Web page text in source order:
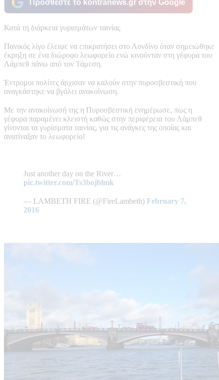
Προσθέστε το kontranews.gr στην Google
Κατά τη διάρκεια γυρισμάτων ταινίας
Πανικός λίγο έλειψε να επικρατήσει στο Λονδίνο όταν σημειώθηκε
έκρηξη σε ένα διώροφο λεωφορείο ενώ κινούνταν στη γέφυρα του
Λάμπεθ πάνω από τον Τάμεση.
Έντρομοι πολίτες άρχισαν να καλούν στην πυροσβεστική που
αναγκάστηκε να βγάλει ανακοίνωση.
Με την ανακοίνωσή της η Πυροσβεστική ενημέρωσε, πως η
γέφυρα παραμένει κλειστή καθώς στην περιφέρεια του Λάμπεθ
γίνονται τα γυρίσματα ταινίας, για τις ανάγκες της οποίας και
ανατίναξαν το λεωφορείο!
Just another day on the River…
pic.twitter.com/Ts3bojblmk
— LAMBETH FIRE (@FireLambeth) February 7,
2016